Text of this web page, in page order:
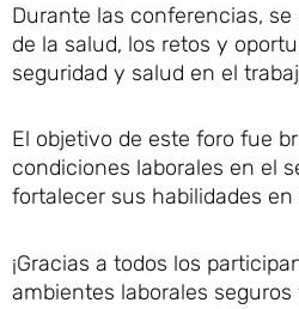
Durante las conferencias,
de la salud, los retos y
seguridad y salud en el
El objetivo de este foro fue
condiciones laborales en el
fortalecer sus habilidades
¡Gracias a todos los
ambientes laborales